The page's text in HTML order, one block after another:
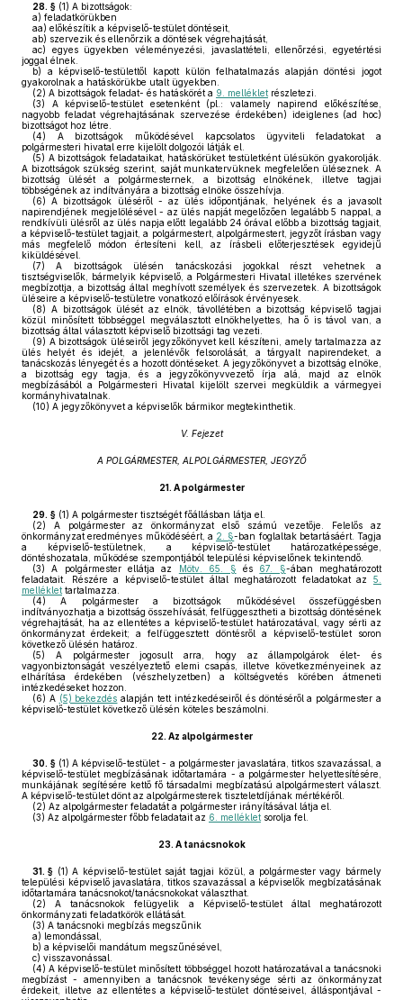
28. § (1) A bizottságok:
a) feladatkörükben
aa) előkészítik a képviselő-testület döntéseit,
ab) szervezik és ellenőrzik a döntések végrehajtását,
ac) egyes ügyekben véleményezési, javaslattételi, ellenőrzési, egyetértési
joggal élnek.
b) a képviselő-testülettől kapott külön felhatalmazás alapján döntési jogot
gyakorolnak a hatáskörükbe utalt ügyekben.
(2) A bizottságok feladat- és hatáskörét a 9. melléklet részletezi.
(3) A képviselő-testület esetenként (pl.: valamely napirend előkészítése,
nagyobb feladat végrehajtásának szervezése érdekében) ideiglenes (ad hoc)
bizottságot hoz létre.
(4) A bizottságok működésével kapcsolatos ügyviteli feladatokat a
polgármesteri hivatal erre kijelölt dolgozói látják el.
(5) A bizottságok feladataikat, hatáskörüket testületként ülésükön gyakorolják.
A bizottságok szükség szerint, saját munkatervüknek megfelelően üléseznek. A
bizottság ülését a polgármesternek, a bizottság elnökének, illetve tagjai
többségének az indítványára a bizottság elnöke összehívja.
(6) A bizottságok üléséről - az ülés időpontjának, helyének és a javasolt
napirendjének megjelölésével - az ülés napját megelőzően legalább 5 nappal, a
rendkívüli ülésről az ülés napja előtt legalább 24 órával előbb a bizottság tagjait,
a képviselő-testület tagjait, a polgármestert, alpolgármestert, jegyzőt írásban vagy
más megfelelő módon értesíteni kell, az írásbeli előterjesztések egyidejű
kiküldésével.
(7) A bizottságok ülésén tanácskozási jogokkal részt vehetnek a
tisztségviselők, bármelyik képviselő, a Polgármesteri Hivatal illetékes szervének
megbízottja, a bizottság által meghívott személyek és szervezetek. A bizottságok
üléseire a képviselő-testületre vonatkozó előírások érvényesek.
(8) A bizottságok ülését az elnök, távollétében a bizottság képviselő tagjai
közül minősített többséggel megválasztott elnökhelyettes, ha ő is távol van, a
bizottság által választott képviselő bizottsági tag vezeti.
(9) A bizottságok üléseiről jegyzőkönyvet kell készíteni, amely tartalmazza az
ülés helyét és idejét, a jelenlévők felsorolását, a tárgyalt napirendeket, a
tanácskozás lényegét és a hozott döntéseket. A jegyzőkönyvet a bizottság elnöke,
a bizottság egy tagja, és a jegyzőkönyvvezető írja alá, majd az elnök
megbízásából a Polgármesteri Hivatal kijelölt szervei megküldik a vármegyei
kormányhivatalnak.
(10) A jegyzőkönyvet a képviselők bármikor megtekinthetik.
V. Fejezet
A POLGÁRMESTER, ALPOLGÁRMESTER, JEGYZŐ
21. A polgármester
29. § (1) A polgármester tisztségét főállásban látja el.
(2) A polgármester az önkormányzat első számú vezetője. Felelős az
önkormányzat eredményes működéséért, a 2. §-ban foglaltak betartásáért. Tagja
a képviselő-testületnek, a képviselő-testület határozatképessége,
döntéshozatala, működése szempontjából települési képviselőnek tekintendő.
(3) A polgármester ellátja az Mötv. 65. § és 67. §-ában meghatározott
feladatait. Részére a képviselő-testület által meghatározott feladatokat az 5.
melléklet tartalmazza.
(4) A polgármester a bizottságok működésével összefüggésben
indítványozhatja a bizottság összehívását, felfüggesztheti a bizottság döntésének
végrehajtását, ha az ellentétes a képviselő-testület határozatával, vagy sérti az
önkormányzat érdekeit; a felfüggesztett döntésről a képviselő-testület soron
következő ülésén határoz.
(5) A polgármester jogosult arra, hogy az állampolgárok élet- és
vagyonbiztonságát veszélyeztető elemi csapás, illetve következményeinek az
elhárítása érdekében (vészhelyzetben) a költségvetés körében átmeneti
intézkedéseket hozzon.
(6) A (5) bekezdés alapján tett intézkedéseiről és döntéséről a polgármester a
képviselő-testület következő ülésén köteles beszámolni.
22. Az alpolgármester
30. § (1) A képviselő-testület - a polgármester javaslatára, titkos szavazással, a
képviselő-testület megbízásának időtartamára - a polgármester helyettesítésére,
munkájának segítésére kettő fő társadalmi megbízatású alpolgármestert választ.
A képviselő-testület dönt az alpolgármesterek tiszteletdíjának mértékéről.
(2) Az alpolgármester feladatát a polgármester irányításával látja el.
(3) Az alpolgármester főbb feladatait az 6. melléklet sorolja fel.
23. A tanácsnokok
31. § (1) A képviselő-testület saját tagjai közül, a polgármester vagy bármely
települési képviselő javaslatára, titkos szavazással a képviselők megbízatásának
időtartamára tanácsnokot/tanácsnokokat választhat.
(2) A tanácsnokok felügyelik a Képviselő-testület által meghatározott
önkormányzati feladatkörök ellátását.
(3) A tanácsnoki megbízás megszűnik
a) lemondással,
b) a képviselői mandátum megszűnésével,
c) visszavonással.
(4) A képviselő-testület minősített többséggel hozott határozatával a tanácsnoki
megbízást - amennyiben a tanácsnok tevékenysége sérti az önkormányzat
érdekeit, illetve az ellentétes a képviselő-testület döntéseivel, álláspontjával -